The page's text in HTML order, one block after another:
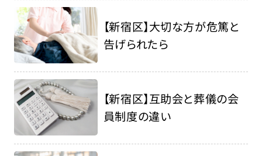
【新宿区】大切な方が危篤と
告げられたら
【新宿区】互助会と葬儀の会
員制度の違い